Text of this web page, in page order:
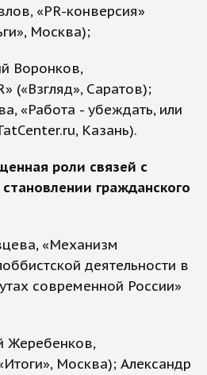
«РR-конверсия»
Москва);
Воронков,
(«Взгляд», Саратов);
«Работа - убеждать, или
Казань).
роли связей с
гражданского
«Механизм
деятельности в
современной России»
Жеребенков,
Москва); Александр